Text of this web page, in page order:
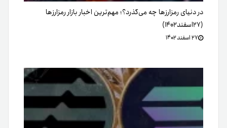
در دنیای رمزارزها چه می‌گذرد؟؛ مهم‌ترین اخبار بازار رمزارزها
(۲۷اسفند‌۱۴۰۲)
۲۷ اسفند ۱۴۰۲